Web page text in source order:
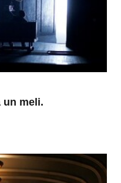
un meli.